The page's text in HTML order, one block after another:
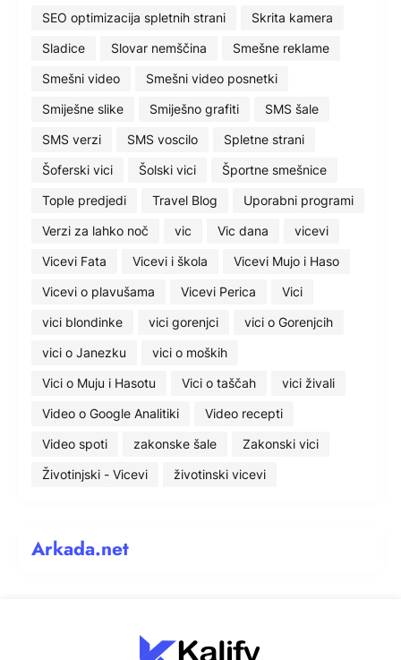
SEO optimizacija spletnih strani
Skrita kamera
Sladice
Slovar nemščina
Smešne reklame
Smešni video
Smešni video posnetki
Smiješne slike
Smiješno grafiti
SMS šale
SMS verzi
SMS voscilo
Spletne strani
Šoferski vici
Šolski vici
Športne smešnice
Tople predjedi
Travel Blog
Uporabni programi
Verzi za lahko noč
vic Vic dana
vicevi
Vicevi Fata
Vicevi i škola
Vicevi Mujo i Haso
Vicevi o plavušama
Vicevi Perica
Vici
vici blondinke
vici gorenjci
vici o Gorenjcih
vici o Janezku
vici o moških
Vici o Muju i Hasotu
Vici o taščah
vici živali
Video o Google Analitiki
Video recepti
Video spoti
zakonske šale
Zakonski vici
Životinjski - Vicevi
životinski vicevi
Arkada.net